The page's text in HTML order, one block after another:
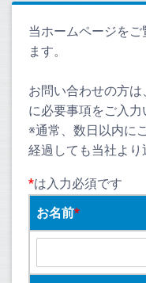
当ホームページを
ます。
お問い合わせの方
に必要事項をご入力
※通常、数日以内に
経過しても当社より
*は入力必須です
お名前*